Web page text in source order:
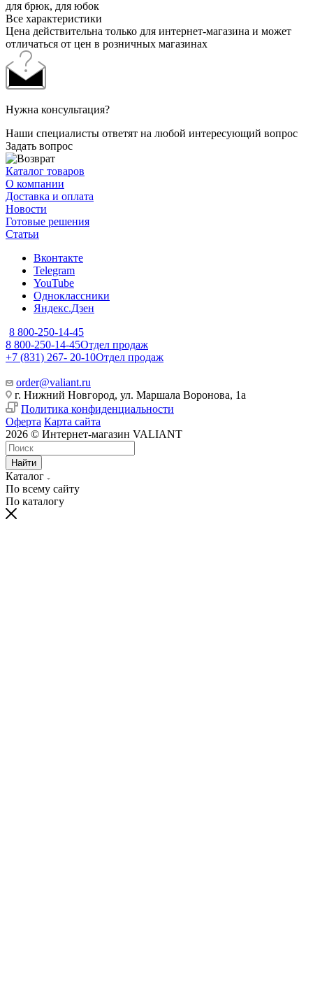
для брюк, для юбок
Все характеристики
Цена действительна только для интернет-магазина и может
отличаться от цен в розничных магазинах
Нужна консультация?
Наши специалисты ответят на любой интересующий вопрос
Задать вопрос
Каталог товаров
О компании
Доставка и оплата
Новости
Готовые решения
Статьи
Вконтакте
Telegram
YouTube
Одноклассники
Яндекс.Дзен
8 800-250-14-45
8 800-250-14-45Отдел продаж
+7 (831) 267- 20-10Отдел продаж
order@valiant.ru
г. Нижний Новгород, ул. Маршала Воронова, 1а
Политика конфиденциальности
Оферта Карта сайта
2026 © Интернет-магазин VALIANT
Найти
Каталог
По всему сайту
По каталогу